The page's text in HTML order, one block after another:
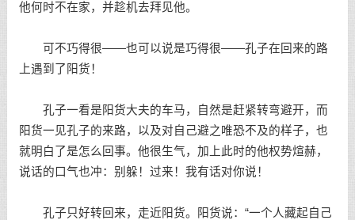
他何时不在家，并趁机去拜见他。
可不巧得很——也可以说是巧得很——孔子在回来的路
上遇到了阳货！
孔子一看是阳货大夫的车马，自然是赶紧转弯避开，而
阳货一见孔子的来路，以及对自己避之唯恐不及的样子，也
就明白了是怎么回事。他很生气，加上此时的他权势煊赫，
说话的口气也冲：别躲！过来！我有话对你说！
孔子只好转回来，走近阳货。阳货说：“一个人藏起自己